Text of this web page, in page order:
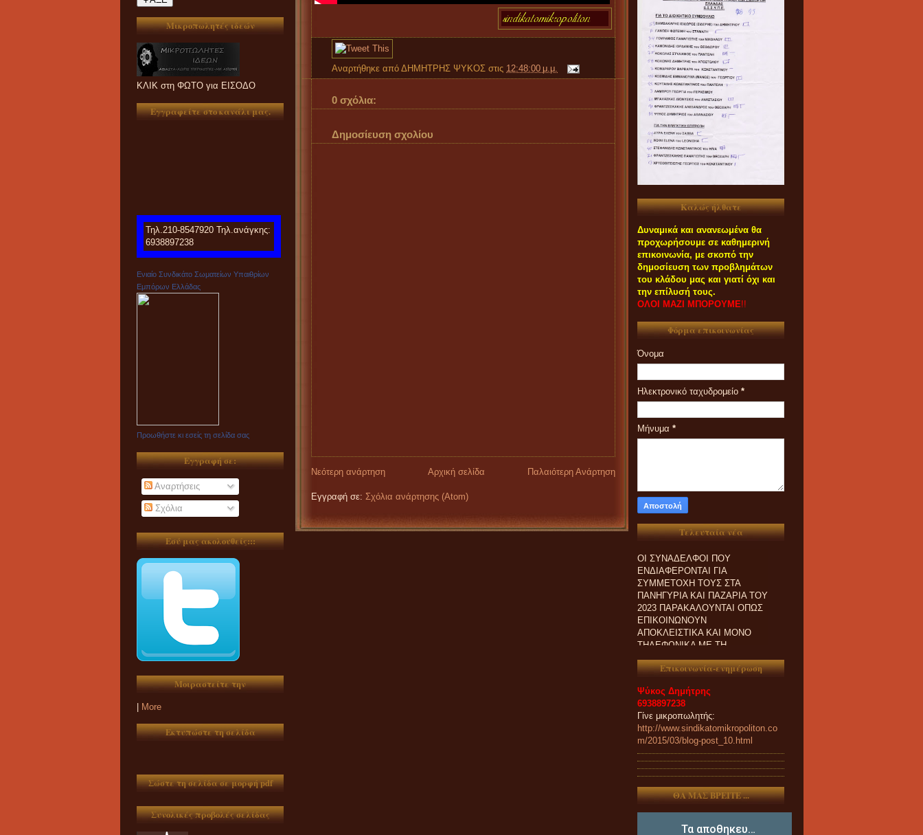
Μικροπωλητές ιδεών
ΚΛΙΚ στη ΦΩΤΟ για ΕΙΣΟΔΟ
Εγγραφείτε στο κανάλι μας.
Τηλ.210-8547920 Τηλ.ανάγκης:
6938897238
Ενιαίο Συνδικάτο Σωματείων Υπαιθρίων
Εμπόρων Ελλάδας
Προωθήστε κι εσείς τη σελίδα σας
Εγγραφή σε:
Αναρτήσεις
Σχόλια
Εσύ μας ακολουθείς:::
Μοιραστείτε την
More
Εκτυπώστε τη σελίδα
Σώστε τη σελίδα σε μορφή pdf
Συνολικές προβολές σελίδας
Αναρτήθηκε από ΔΗΜΗΤΡΗΣ ΨΥΚΟΣ στις 12:48:00 μ.μ.
0 σχόλια:
Δημοσίευση σχολίου
Νεότερη ανάρτηση Παλαιότερη Ανάρτηση
Αρχική σελίδα
Εγγραφή σε: Σχόλια ανάρτησης (Atom)
Καλώς ήλθατε
Δυναμικά και ανανεωμένα θα
προχωρήσουμε σε καθημερινή
επικοινωνία, με σκοπό την
δημοσίευση των προβλημάτων
του κλάδου μας και γιατί όχι και
την επίλυσή τους.
ΟΛΟΙ ΜΑΖΙ ΜΠΟΡΟΥΜΕ!!
Φόρμα επικοινωνίας
Όνομα
Ηλεκτρονικό ταχυδρομείο *
Μήνυμα *
Τελευταία νέα
ΕΝΔΙΑΦΕΡΟΝΤΑΙ ΓΙΑ
ΣΥΜΜΕΤΟΧΗ ΤΟΥΣ ΣΤΑ
ΠΑΝΗΓΥΡΙΑ ΚΑΙ ΠΑZΑΡΙΑ ΤΟΥ
2023 ΠΑΡΑΚΑΛΟΥΝΤΑΙ ΟΠΩΣ
ΕΠΙΚΟΙΝΩΝΟΥΝ
ΑΠΟΚΛΕΙΣΤΙΚΑ ΚΑΙ ΜΟΝΟ
ΤΗΛΕΦΩΝΙΚΑ ΜΕ ΤΗ
ΓΡΑΜΜΑΤΕΙΑ ΜΑΣ.
Επικοινωνία-ενημέρωση
Ψύκος Δημήτρης
6938897238
Γίνε μικροπωλητής:
http://www.sindikatomikropoliton.co
m/2015/03/blog-post_10.html
ΘΑ ΜΑΣ ΒΡΕΙΤΕ ...